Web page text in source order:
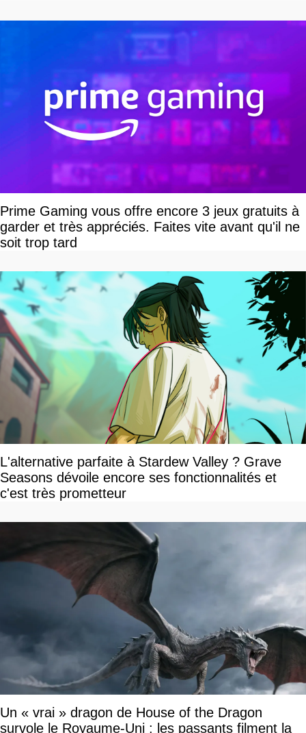
Prime Gaming vous offre encore 3 jeux gratuits à
garder et très appréciés. Faites vite avant qu'il ne
soit trop tard
L'alternative parfaite à Stardew Valley ? Grave
Seasons dévoile encore ses fonctionnalités et
c'est très prometteur
Un « vrai » dragon de House of the Dragon
survole le Royaume-Uni : les passants filment la